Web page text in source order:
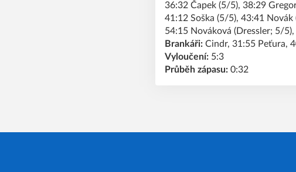
36:32 Čapek (5/5), 38:29
41:12 Soška (5/5), 43:41
54:15 Nováková (Dressler; 5/
Brankáři:Cindr, 31:55 Peťura,
Vyloučení:5:3
Průběh zápasu:0:32